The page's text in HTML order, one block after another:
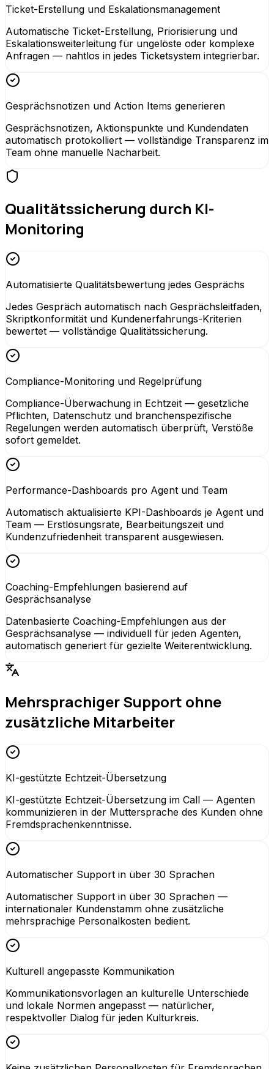
Ticket-Erstellung und Eskalationsmanagement
Automatische Ticket-Erstellung, Priorisierung und
Eskalationsweiterleitung für ungelöste oder komplexe
Anfragen — nahtlos in jedes Ticketsystem integrierbar.
Gesprächsnotizen und Action Items generieren
Gesprächsnotizen, Aktionspunkte und Kundendaten
automatisch protokolliert — vollständige Transparenz im
Team ohne manuelle Nacharbeit.
Qualitätssicherung durch KI-
Monitoring
Automatisierte Qualitätsbewertung jedes Gesprächs
Jedes Gespräch automatisch nach Gesprächsleitfaden,
Skriptkonformität und Kundenerfahrungs-Kriterien
bewertet — vollständige Qualitätssicherung.
Compliance-Monitoring und Regelprüfung
Compliance-Überwachung in Echtzeit — gesetzliche
Pflichten, Datenschutz und branchenspezifische
Regelungen werden automatisch überprüft, Verstöße
sofort gemeldet.
Performance-Dashboards pro Agent und Team
Automatisch aktualisierte KPI-Dashboards je Agent und
Team — Erstlösungsrate, Bearbeitungszeit und
Kundenzufriedenheit transparent ausgewiesen.
Coaching-Empfehlungen basierend auf
Gesprächsanalyse
Datenbasierte Coaching-Empfehlungen aus der
Gesprächsanalyse — individuell für jeden Agenten,
automatisch generiert für gezielte Weiterentwicklung.
Mehrsprachiger Support ohne
zusätzliche Mitarbeiter
KI-gestützte Echtzeit-Übersetzung
KI-gestützte Echtzeit-Übersetzung im Call — Agenten
kommunizieren in der Muttersprache des Kunden ohne
Fremdsprachenkenntnisse.
Automatischer Support in über 30 Sprachen
Automatischer Support in über 30 Sprachen —
internationaler Kundenstamm ohne zusätzliche
mehrsprachige Personalkosten bedient.
Kulturell angepasste Kommunikation
Kommunikationsvorlagen an kulturelle Unterschiede
und lokale Normen angepasst — natürlicher,
respektvoller Dialog für jeden Kulturkreis.